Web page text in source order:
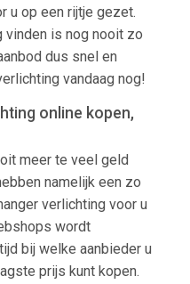
u op een rijtje gezet.
vinden is nog nooit zo
dus snel en
vandaag nog!
online kopen,
meer te veel geld
namelijk een zo
verlichting voor u
wordt
bij welke aanbieder u
prijs kunt kopen.